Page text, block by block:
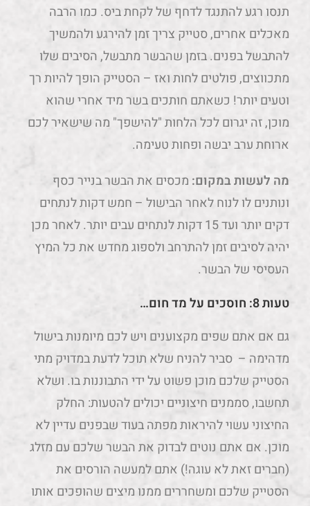
תנסו רגע להתנגד לדחף של לקחת ביס. כמו הרבה
מאכלים אחרים, סטייק צריך זמן להירגע ולהמשיך
להתבשל בפנים. בזמן שהבשר מתבשל, הסיבים שלו
מתכווצים, פולטים לחות ואז – הסטייק הופך להיות רך
וטעים יותר! כשאתם חותכים בשר מיד אחרי שהוא
מוכן, זה יגרום לכל הלחות "להישפך" מה שישאיר לכם
ארוחת ערב יבשה ופחות טעימה.
מה לעשות במקום: מכסים את הבשר בנייר כסף
ונותנים לו לנוח לאחר הבישול – חמש דקות לנתחים
דקים יותר ועד 15 דקות לנתחים עבים יותר. לאחר מכן
יהיה לסיבים זמן להתרחב ולספוג מחדש את כל המיץ
העסיסי של הבשר.
טעות 8: חוסכים על מד חום…
גם אם אתם שפים מקצוענים ויש לכם מיומנות בישול
מדהימה – סביר להניח שלא תוכל לדעת במדויק מתי
הסטייק שלכם מוכן פשוט על ידי התבוננות בו. ושלא
תחשבו, סממנים חיצוניים יכולים להטעות: החלק
החיצוני עשוי להיראות מפתה בעוד שבפנים עדיין לא
מוכן. אם אתם נוטים לבדוק את הבשר שלכם עם מזלג
(חברים זאת לא עוגה!) אתם למעשה הורסים את
הסטייק שלכם ומשחררים ממנו מיצים שהופכים אותו